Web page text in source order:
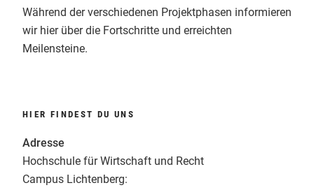
Während der verschiedenen Projektphasen informieren
wir hier über die Fortschritte und erreichten
Meilensteine.
HIER FINDEST DU UNS
Adresse
Hochschule für Wirtschaft und Recht
Campus Lichtenberg: